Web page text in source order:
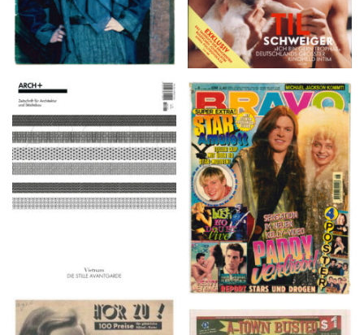
ARCH+ Nr. 226, Herbst
2016
BRAVO – Nr. 8, 13. Febr.
1997